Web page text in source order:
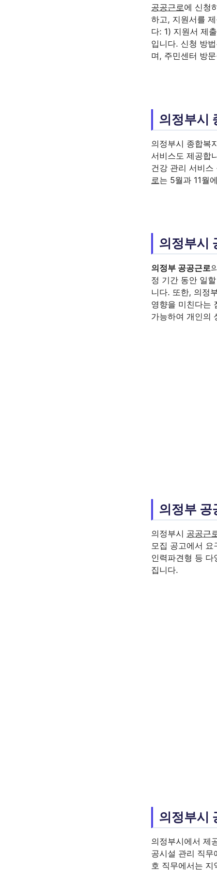
공공근로에 신청
하고, 지원서를
다: 1) 지원서 제
입니다. 신청 방
며, 주민센터 방
의정부시
의정부시 종합복
서비스도 제공합
건강 관리 서비
로는 5월과 11월
의정부시
의정부 공공근로
정 기간 동안 일
니다. 또한, 의정
영향을 미친다는
가능하여 개인의
의정부 공
의정부시 공공근
모집 공고에서
인력파견형 등
집니다.
의정부시
의정부시에서 제
공시설 관리 직
호 직무에서는